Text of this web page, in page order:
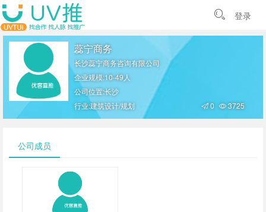
登录
蕊宁商务
长沙蕊宁商务咨询有限公司
企业规模:10-49人
公司位置:长沙
行业:建筑设计/规划
0 3725
公司成员